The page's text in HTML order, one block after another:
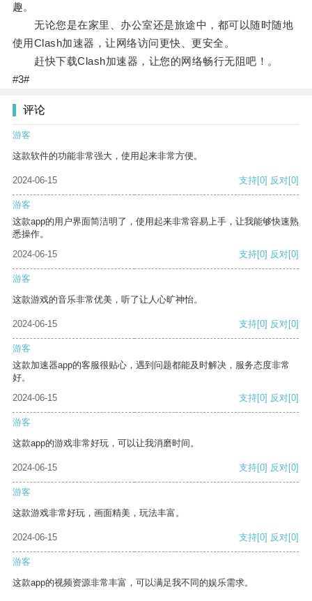
趣。
无论您是在家里、办公室还是旅途中，都可以随时随地
使用Clash加速器，让网络访问更快、更安全。
赶快下载Clash加速器，让您的网络畅行无阻吧！。
#3#
评论
游客
这款软件的功能非常强大，使用起来非常方便。
2024-06-15 支持[0] 反对[0]
游客
这款app的用户界面简洁明了，使用起来非常容易上手，让我能够快速熟
悉操作。
2024-06-15
支持[0] 反对[0]
游客
这款游戏的音乐非常优美，听了让人心旷神怡。
2024-06-15 支持[0] 反对[0]
游客
这款加速器app的客服很贴心，遇到问题都能及时解决，服务态度非常
好。
2024-06-15
支持[0] 反对[0]
游客
这款app的游戏非常好玩，可以让我消磨时间。
2024-06-15 支持[0] 反对[0]
游客
这款游戏非常好玩，画面精美，玩法丰富。
2024-06-15 支持[0] 反对[0]
游客
这款app的视频资源非常丰富，可以满足我不同的娱乐需求。